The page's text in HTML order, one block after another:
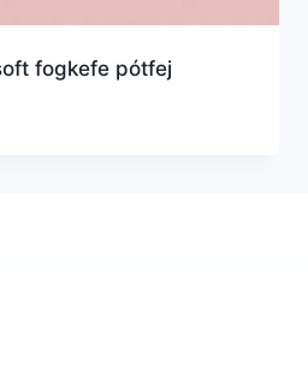
fogkefe pótfej